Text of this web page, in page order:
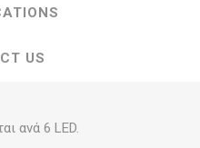
US
ανά 6 LED.